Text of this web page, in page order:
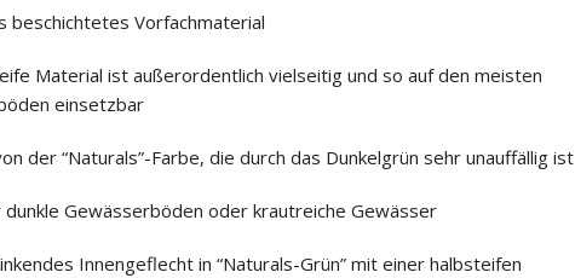
beschichtetes Vorfachmaterial
Material ist außerordentlich vielseitig und so auf den meisten
einsetzbar
der “Naturals”-Farbe, die durch das Dunkelgrün sehr unauffällig ist
Gewässerböden oder krautreiche Gewässer
Innengeflecht in “Naturals-Grün” mit einer halbsteifen